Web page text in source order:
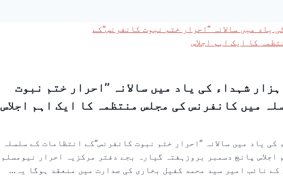
1953ء کے دس ہزار شہداء کی یاد میں سالانہ ’’احرار ختم نبوت
میں کانفرنس کی مجلس منتظمہ کا ایک اہم اجلاس
دس ہزار شہداء کی یاد میں سالانہ ’’احرار ختم نبوت کانفرنس‘‘کے انتظامات کے سلسلہ
پانچ دسمبر بروزہفتہ گیارہ بجے دفتر مرکزیہ احرار نیومسلم
کے نائب امیر سید محمد کفیل بخاری کی صدارت میں منعقد ہوگا یہ…